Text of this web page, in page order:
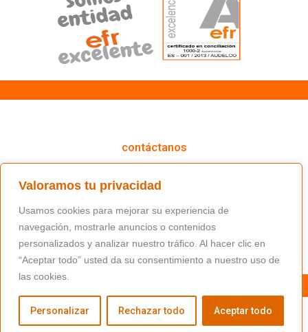
Valoramos tu privacidad
Usamos cookies para mejorar su experiencia de
navegación, mostrarle anuncios o contenidos
personalizados y analizar nuestro tráfico. Al hacer clic en
“Aceptar todo” usted da su consentimiento a nuestro uso de
las cookies.
Personalizar Rechazar todo Aceptar todo
contáctanos
(+34) 91 766 98 56 / fundacion@masfamilia.org
síguenos en nuestras redes sociales